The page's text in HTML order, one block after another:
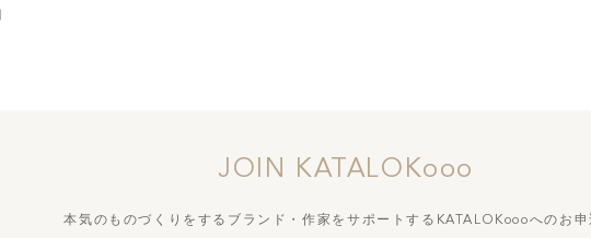
JOIN KATALOKooo
本気のものづくりをするブランド・作家をサポートする KATALOKoooへのお